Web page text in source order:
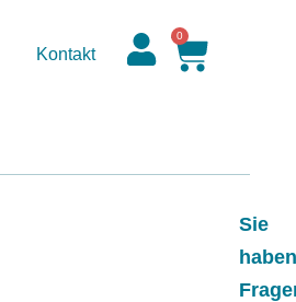
Kontakt
0
Sie
haben